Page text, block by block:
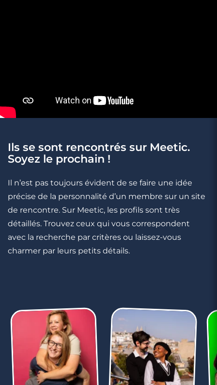
4 minutes
3 minutes
Rencontre à La Ciotat
Ils se sont rencontrés sur Meetic.
Soyez le prochain !
Il n’est pas toujours évident de se faire une idée
précise de la personnalité d’un membre sur un site
de rencontre. Sur Meetic, les profils sont très
détaillés. Trouvez ceux qui vous correspondent
avec la recherche par critères ou laissez-vous
charmer par leurs petits détails.